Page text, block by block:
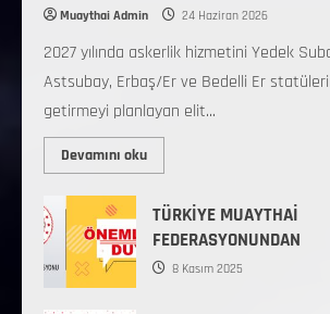
Muaythai Admin 24 Haziran 2026
2027 yılında askerlik hizmetini Yedek
Astsubay, Erbaş/Er ve Bedelli Er
getirmeyi planlayan elit...
Devamını oku
TÜRKİYE MUAYTHAİ
FEDERASYONUNDAN
8 Kasım 2025